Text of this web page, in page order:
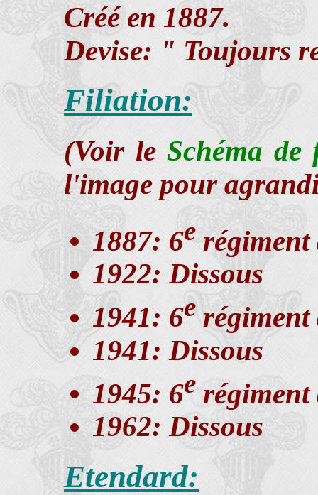
Créé en 1887.
Devise: " Toujours
Filiation:
(Voir le Schéma
l'image pour
1887: 6erégiment
1922: Dissous
1941: 6e régiment
1941: Dissous
1945: 6e régiment
1962: Dissous
Etendard: